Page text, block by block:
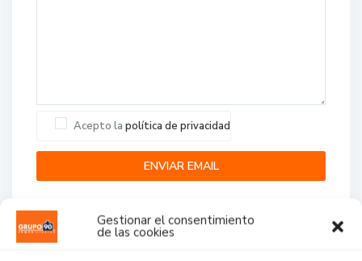
Gestionar el consentimiento
de las cookies
Acepto la política de privacidad